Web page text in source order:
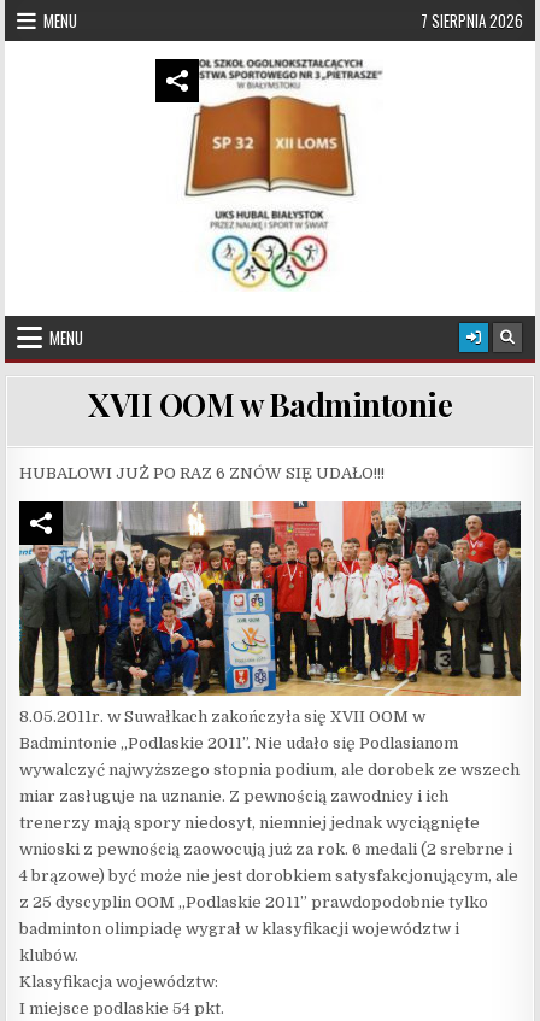
Skip to content
MENU 7 SIERPNIA 2026
UKS Hubal Białystok
MENU
XVII OOM w Badmintonie
HUBALOWI JUŻ PO RAZ 6 ZNÓW SIĘ UDAŁO!!!
8.05.2011r. w Suwałkach zakończyła się XVII OOM w
Badmintonie „Podlaskie 2011”. Nie udało się Podlasianom
wywalczyć najwyższego stopnia podium, ale dorobek ze wszech
miar zasługuje na uznanie. Z pewnością zawodnicy i ich
trenerzy mają spory niedosyt, niemniej jednak wyciągnięte
wnioski z pewnością zaowocują już za rok. 6 medali (2 srebrne i
4 brązowe) być może nie jest dorobkiem satysfakcjonującym, ale
z 25 dyscyplin OOM „Podlaskie 2011” prawdopodobnie tylko
badminton olimpiadę wygrał w klasyfikacji województw i
klubów.
Klasyfikacja województw:
I miejsce podlaskie 54 pkt.